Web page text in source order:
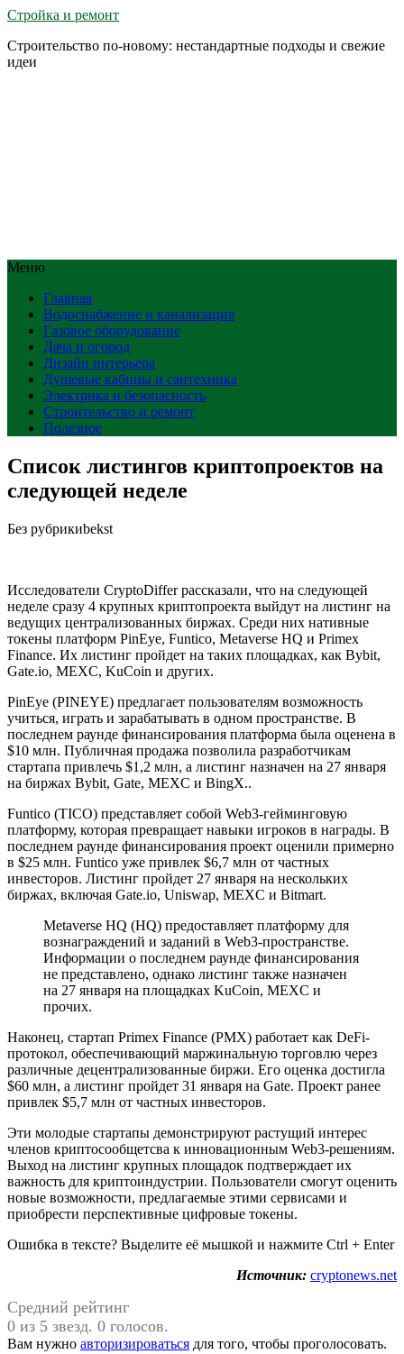
Стройка и ремонт
Строительство по-новому: нестандартные подходы и свежие
идеи
Меню
Главная
Водоснабжение и канализация
Газовое оборудование
Дача и огород
Дизайн интерьера
Душевые кабины и сантехника
Электрика и безопасность
Строительство и ремонт
Полезное
Список листингов криптопроектов на
следующей неделе
Без рубрикиbekst
Исследователи CryptoDiffer рассказали, что на следующей
неделе сразу 4 крупных криптопроекта выйдут на листинг на
ведущих централизованных биржах. Среди них нативные
токены платформ PinEye, Funtico, Metaverse HQ и Primex
Finance. Их листинг пройдет на таких площадках, как Bybit,
Gate.io, MEXC, KuCoin и других.
PinEye (PINEYE) предлагает пользователям возможность
учиться, играть и зарабатывать в одном пространстве. В
последнем раунде финансирования платформа была оценена в
$10 млн. Публичная продажа позволила разработчикам
стартапа привлечь $1,2 млн, а листинг назначен на 27 января
на биржах Bybit, Gate, MEXC и BingX..
Funtico (TICO) представляет собой Web3-гейминговую
платформу, которая превращает навыки игроков в награды. В
последнем раунде финансирования проект оценили примерно
в $25 млн. Funtico уже привлек $6,7 млн от частных
инвесторов. Листинг пройдет 27 января на нескольких
биржах, включая Gate.io, Uniswap, MEXC и Bitmart.
Metaverse HQ (HQ) предоставляет платформу для
вознаграждений и заданий в Web3-пространстве.
Информации о последнем раунде финансирования
не представлено, однако листинг также назначен
на 27 января на площадках KuCoin, MEXC и
прочих.
Наконец, стартап Primex Finance (PMX) работает как DeFi-
протокол, обеспечивающий маржинальную торговлю через
различные децентрализованные биржи. Его оценка достигла
$60 млн, а листинг пройдет 31 января на Gate. Проект ранее
привлек $5,7 млн от частных инвесторов.
Эти молодые стартапы демонстрируют растущий интерес
членов криптосообщетсва к инновационным Web3-решениям.
Выход на листинг крупных площадок подтверждает их
важность для криптоиндустрии. Пользователи смогут оценить
новые возможности, предлагаемые этими сервисами и
приобрести перспективные цифровые токены.
Ошибка в тексте? Выделите её мышкой и нажмите Ctrl + Enter
Источник: cryptonews.net
Средний рейтинг
0 из 5 звезд. 0 голосов.
Вам нужно авторизироваться для того, чтобы проголосовать.